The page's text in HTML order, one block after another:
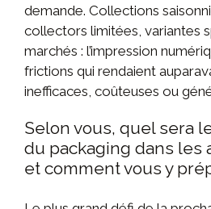
demande. Collections
collectors limitées, variantes
marchés : l’impression
frictions qui rendaient
inefficaces, coûteuses ou
Selon vous, quel sera
du packaging dans les
et comment vous y